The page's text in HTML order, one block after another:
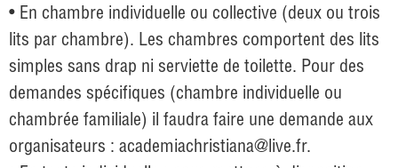
• En chambre individuelle ou collective (deux ou trois
lits par chambre). Les chambres comportent des lits
simples sans drap ni serviette de toilette. Pour des
demandes spécifiques (chambre individuelle ou
chambrée familiale) il faudra faire une demande aux
organisateurs : academiachristiana@live.fr.